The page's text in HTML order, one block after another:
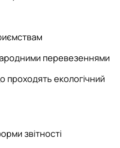
перевезеннями
проходять екологічний
звітності